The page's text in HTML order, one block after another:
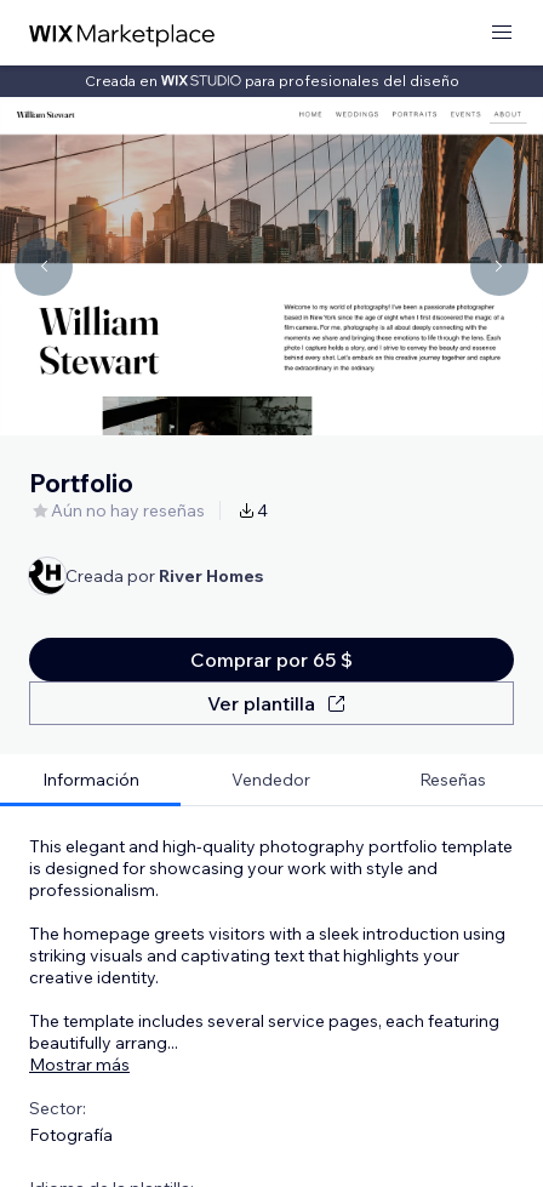
Creada en para profesionales del diseño
Portfolio
Aún no hay reseñas 4
Creada por River Homes
Comprar por 65 $
Ver plantilla
Información Vendedor Reseñas
This elegant and high-quality photography portfolio template
is designed for showcasing your work with style and
professionalism.
The homepage greets visitors with a sleek introduction using
striking visuals and captivating text that highlights your
creative identity.
The template includes several service pages, each featuring
beautifully arrang...
Mostrar más
Sector:
Fotografía